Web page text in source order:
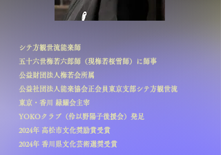
シテ方観世流能楽師
五十六世梅若六郎師（現梅若桜雪師）に師事​
公益財団法人梅若会所属
公益社団法人能楽協会正会員東京支部シテ方観世流
東京・香川 緑耀会主宰
YOKOクラブ（伶以野陽子後援会） 発足
2024年 高松市文化奨励賞受賞
2024年 香川県文化芸術選奨受賞